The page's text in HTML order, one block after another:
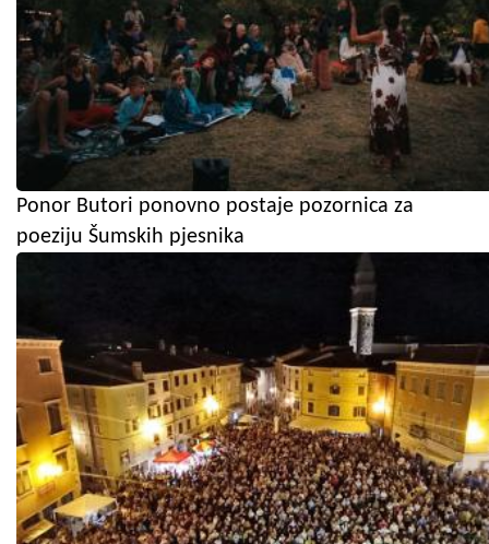
Ponor Butori ponovno postaje pozornica za
poeziju Šumskih pjesnika